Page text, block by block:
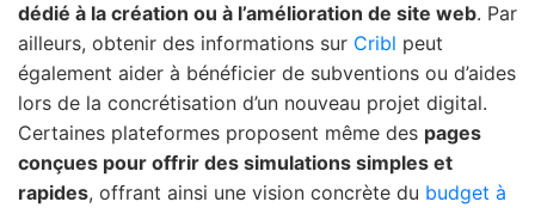
dédié à la création ou à l’amélioration de site web. Par
ailleurs, obtenir des informations sur Cribl peut
également aider à bénéficier de subventions ou d’aides
lors de la concrétisation d’un nouveau projet digital.
Certaines plateformes proposent même des pages
conçues pour offrir des simulations simples et
rapides, offrant ainsi une vision concrète du budget à